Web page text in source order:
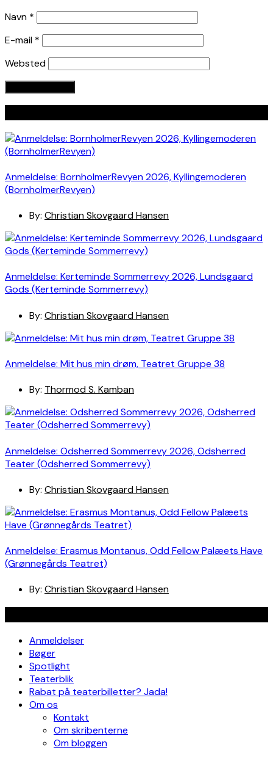
Navn *
E-mail *
Websted
Anmeldelse: BornholmerRevyen 2026, Kyllingemoderen
(BornholmerRevyen)
By: Christian Skovgaard Hansen
Anmeldelse: Kerteminde Sommerrevy 2026, Lundsgaard
Gods (Kerteminde Sommerrevy)
By: Christian Skovgaard Hansen
Anmeldelse: Mit hus min drøm, Teatret Gruppe 38
By: Thormod S. Kamban
Anmeldelse: Odsherred Sommerrevy 2026, Odsherred
Teater (Odsherred Sommerrevy)
By: Christian Skovgaard Hansen
Anmeldelse: Erasmus Montanus, Odd Fellow Palæets Have
(Grønnegårds Teatret)
By: Christian Skovgaard Hansen
Anmeldelser
Bøger
Spotlight
Teaterblik
Rabat på teaterbilletter? Jada!
Om os
Kontakt
Om skribenterne
Om bloggen